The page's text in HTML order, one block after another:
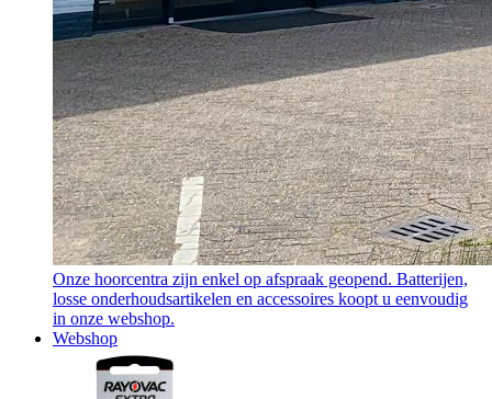
Onze hoorcentra zijn enkel op afspraak geopend. Batterijen,
losse onderhoudsartikelen en accessoires koopt u eenvoudig
in onze webshop.
Webshop